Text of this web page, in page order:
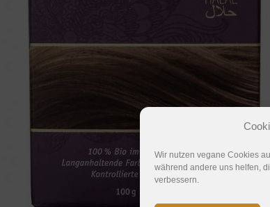
Wir nutzen vegane Cookies
während andere uns helfen,
verbessern.